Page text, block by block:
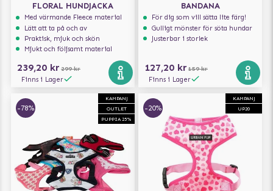
FLORAL HUNDJACKA
Med värmande Fleece material
Lätt att ta på och av
Praktisk, mjuk och skön
Mjukt och följsamt material
239,20 kr 299 kr
Finns i Lager
BANDANA
För dig som vill sätta lite färg!
Gulligt mönster för söta hundar
Justerbar i storlek
127,20 kr 159 kr
Finns i Lager
KAMPANJ
OUTLET
PUPPIA 25%
-78%
KAMPANJ
UP20
-20%